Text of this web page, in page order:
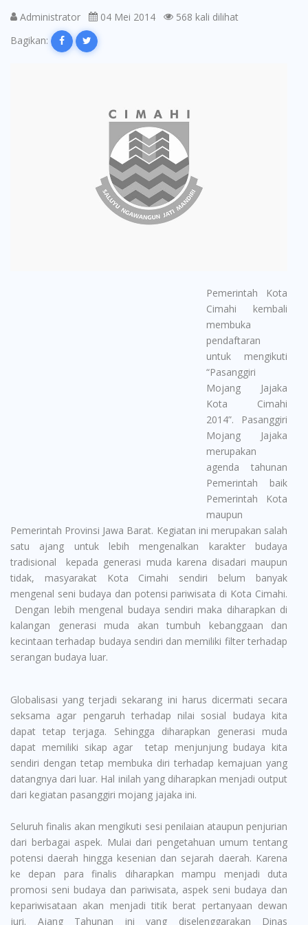
Administrator 04 Mei 2014
568 kali dilihat
Bagikan:
Pemerintah Kota
Cimahi kembali
membuka
pendaftaran
untuk mengikuti
“Pasanggiri
Mojang Jajaka
Kota Cimahi
2014”. Pasanggiri
Mojang Jajaka
merupakan
agenda tahunan
Pemerintah baik
Pemerintah Kota
maupun
Pemerintah Provinsi Jawa Barat. Kegiatan ini merupakan salah
satu ajang untuk lebih mengenalkan karakter budaya
tradisional kepada generasi muda karena disadari maupun
tidak, masyarakat Kota Cimahi sendiri belum banyak
mengenal seni budaya dan potensi pariwisata di Kota Cimahi.
Dengan lebih mengenal budaya sendiri maka diharapkan di
kalangan generasi muda akan tumbuh kebanggaan dan
kecintaan terhadap budaya sendiri dan memiliki filter terhadap
serangan budaya luar.
Globalisasi yang terjadi sekarang ini harus dicermati secara
seksama agar pengaruh terhadap nilai sosial budaya kita
dapat tetap terjaga. Sehingga diharapkan generasi muda
dapat memiliki sikap agar tetap menjunjung budaya kita
sendiri dengan tetap membuka diri terhadap kemajuan yang
datangnya dari luar. Hal inilah yang diharapkan menjadi output
dari kegiatan pasanggiri mojang jajaka ini.
Seluruh finalis akan mengikuti sesi penilaian ataupun penjurian
dari berbagai aspek. Mulai dari pengetahuan umum tentang
potensi daerah hingga kesenian dan sejarah daerah. Karena
ke depan para finalis diharapkan mampu menjadi duta
promosi seni budaya dan pariwisata, aspek seni budaya dan
kepariwisataan akan menjadi titik berat pertanyaan dewan
juri. Ajang Tahunan ini yang diselenggarakan Dinas